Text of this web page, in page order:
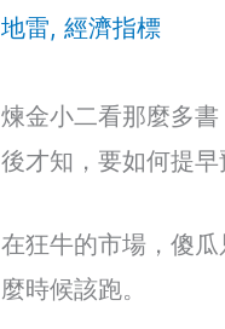
地雷,經濟指標
煉金小二看那麼多
後才知，要如何提早
在狂牛的市場，傻
麼時候該跑。